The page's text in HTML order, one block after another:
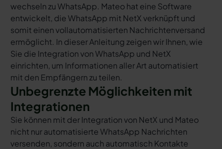
wechseln zu WhatsApp. Mateo hat eine Software
entwickelt, die WhatsApp mit NetX verknüpft und
somit einen vollautomatisierten Nachrichtenversand
ermöglicht. In dieser Anleitung zeigen wir Ihnen, wie
Sie die Integration von WhatsApp und NetX
einrichten, um Informationen aller Art automatisiert
mit den Empfängern zu teilen.
Unbegrenzte Möglichkeiten mit
Integrationen
Sie können mit der Integration von NetX und Mateo
nicht nur automatisierte WhatsApp Nachrichten
versenden, sondern auch automatisch Kontakte